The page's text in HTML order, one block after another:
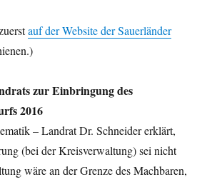
auf der Website der Sauerländer
zur Einbringung des
2016
– Landrat Dr. Schneider erklärt,
(bei der Kreisverwaltung) sei nicht
wäre an der Grenze des Machbaren,